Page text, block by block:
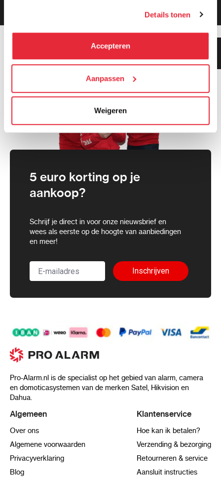
kunnen deze gegevens combineren met informatie die zij
hebben verzameld via het gebruik van hun diensten. Je
kunt alle cookies accepteren, alleen noodzakelijke
We werken samen met21 derden
die uw gegevens
kunnen ontvangen en verwerken.
Details tonen
Accepteren
Aanpassen
Weigeren
5 euro korting op je
aankoop?
Schrijf je direct in voor onze nieuwsbrief en
wees als eerste op de hoogte van aanbiedingen
en meer!
Inschrijven
Pro-Alarm.nl is de specialist op het gebied van alarm, camera
en domoticasystemen van de merken Satel, Hikvision en
Dahua.
Klanten geven ons 9.3
gemiddeld!
Algemeen
Over ons
Algemene voorwaarden
Privacyverklaring
Blog
Klantenservice
Hoe kan ik betalen?
Verzending & bezorging
Retourneren & service
Aansluit instructies